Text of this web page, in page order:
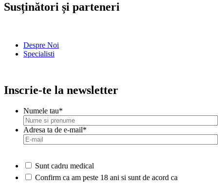
Susținători și parteneri
Despre Noi
Specialisti
Inscrie-te la newsletter
Numele tau*
Adresa ta de e-mail*
Sunt cadru medical
*
Confirm ca am peste 18 ani si sunt de acord ca